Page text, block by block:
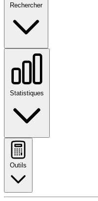
Rechercher
Statistiques
Outils